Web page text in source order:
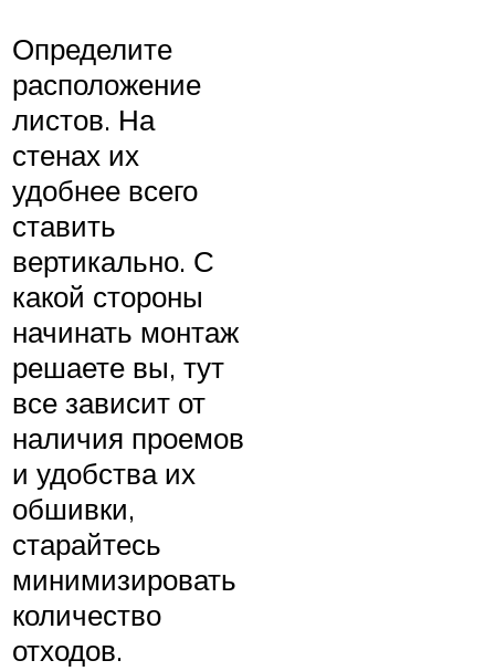
Определите
расположение
листов. На
стенах их
удобнее всего
ставить
вертикально. С
какой стороны
начинать монтаж
решаете вы, тут
все зависит от
наличия проемов
и удобства их
обшивки,
старайтесь
минимизировать
количество
отходов.